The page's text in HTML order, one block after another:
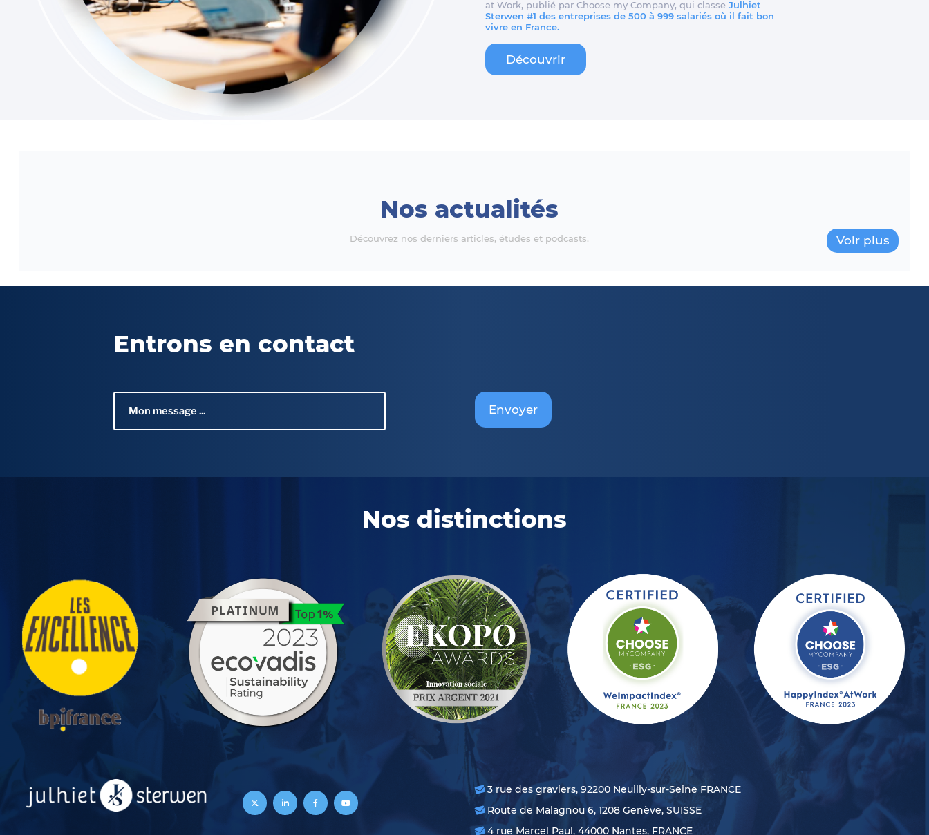
at Work, publié par Choose my Company, qui classe Julhiet
Sterwen #1 des entreprises de 500 à 999 salariés où il fait bon
vivre en France.
Découvrir
Nos actualités
Découvrez nos derniers articles, études et podcasts. Voir plus
Entrons en contact
Envoyer
Nos distinctions
3 rue des graviers, 92200 Neuilly-sur-Seine FRANCE
Route de Malagnou 6, 1208 Genève, SUISSE
4 rue Marcel Paul, 44000 Nantes, FRANCE